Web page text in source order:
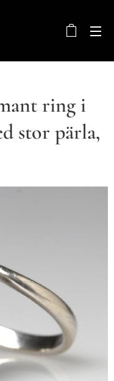
ring i
stor pärla,